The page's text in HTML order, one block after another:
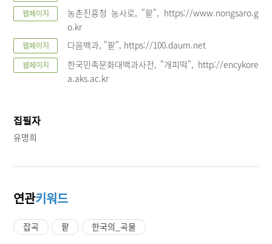
웹페이지
농촌진흥청 농사로, "팥", https://www.nongsaro.g
o.kr
웹페이지 다음백과, "팥", https://100.daum.net
웹페이지
한국민족문화대백과사전, "개피떡", http://encykore
a.aks.ac.kr
집필자
유명희
연관키워드
잡곡 팥 한국의_곡물